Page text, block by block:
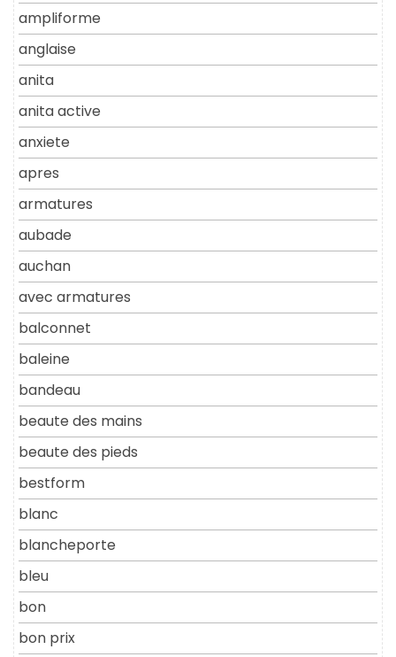
ampliforme
anglaise
anita
anita active
anxiete
apres
armatures
aubade
auchan
avec armatures
balconnet
baleine
bandeau
beaute des mains
beaute des pieds
bestform
blanc
blancheporte
bleu
bon
bon prix